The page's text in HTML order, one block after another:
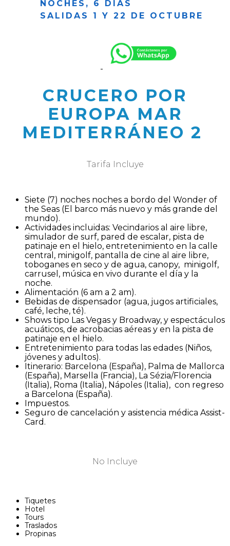
NOCHES, 6 DÍAS
SALIDAS 1 Y 22 DE OCTUBRE
CRUCERO POR
EUROPA MAR
MEDITERRÁNEO 2
Tarifa Incluye
Siete (7) noches noches a bordo del Wonder of
the Seas (El barco más nuevo y más grande del
mundo).
Actividades incluidas: Vecindarios al aire libre,
simulador de surf, pared de escalar, pista de
patinaje en el hielo, entretenimiento en la calle
central, minigolf, pantalla de cine al aire libre,
toboganes en seco y de agua, canopy, minigolf,
carrusel, música en vivo durante el día y la
noche.
Alimentación (6 am a 2 am).
Bebidas de dispensador (agua, jugos artificiales,
café, leche, té).
Shows tipo Las Vegas y Broadway, y espectáculos
acuáticos, de acrobacias aéreas y en la pista de
patinaje en el hielo.
Entretenimiento para todas las edades (Niños,
jóvenes y adultos).
Itinerario: Barcelona (España), Palma de Mallorca
(España), Marsella (Francia), La Sézia/Florencia
(Italia), Roma (Italia), Nápoles (Italia), con regreso
a Barcelona (España).
Impuestos.
Seguro de cancelación y asistencia médica Assist-
Card.
No Incluye
Tiquetes
Hotel
Tours
Traslados
Propinas